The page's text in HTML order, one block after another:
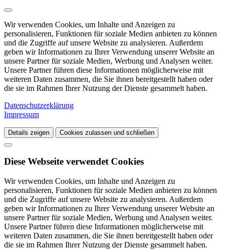
Wir verwenden Cookies, um Inhalte und Anzeigen zu
personalisieren, Funktionen für soziale Medien anbieten zu können
und die Zugriffe auf unsere Website zu analysieren. Außerdem
geben wir Informationen zu Ihrer Verwendung unserer Website an
unsere Partner für soziale Medien, Werbung und Analysen weiter.
Unsere Partner führen diese Informationen möglicherweise mit
weiteren Daten zusammen, die Sie ihnen bereitgestellt haben oder
die sie im Rahmen Ihrer Nutzung der Dienste gesammelt haben.
Datenschutzerklärung
Impressum
Details zeigen Cookies zulassen und schließen
Diese Webseite verwendet Cookies
Wir verwenden Cookies, um Inhalte und Anzeigen zu
personalisieren, Funktionen für soziale Medien anbieten zu können
und die Zugriffe auf unsere Website zu analysieren. Außerdem
geben wir Informationen zu Ihrer Verwendung unserer Website an
unsere Partner für soziale Medien, Werbung und Analysen weiter.
Unsere Partner führen diese Informationen möglicherweise mit
weiteren Daten zusammen, die Sie ihnen bereitgestellt haben oder
die sie im Rahmen Ihrer Nutzung der Dienste gesammelt haben.